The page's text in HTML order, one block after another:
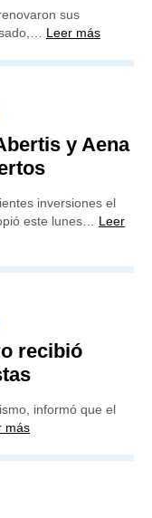
sus
Leer más
y Aena
inversiones el
este lunes… Leer
recibió
informó que el
más